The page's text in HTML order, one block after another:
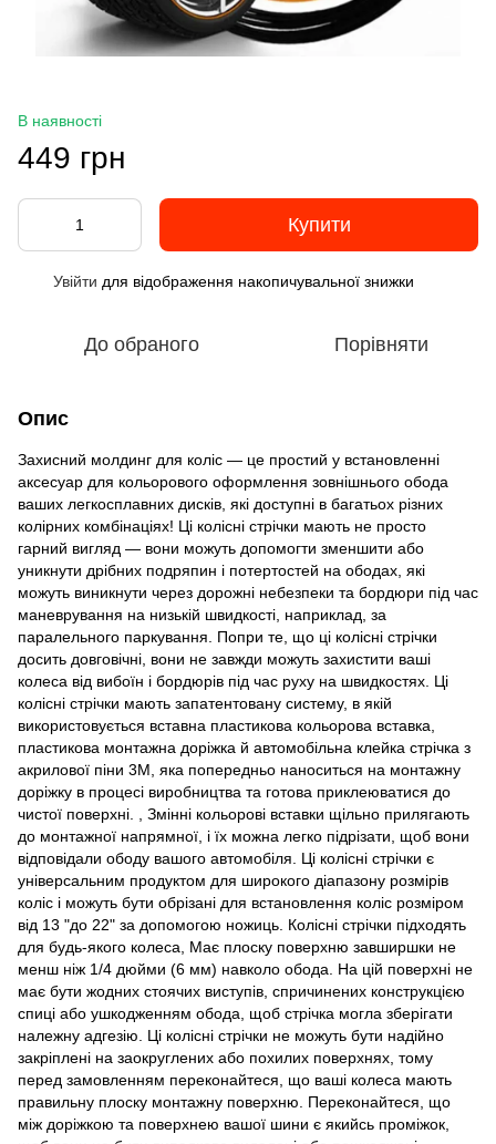
В наявності
449 грн
Купити
Увійти для відображення накопичувальної знижки
До обраного Порівняти
Опис
Захисний молдинг для коліс — це простий у встановленні
аксесуар для кольорового оформлення зовнішнього обода
ваших легкосплавних дисків, які доступні в багатьох різних
колірних комбінаціях! Ці колісні стрічки мають не просто
гарний вигляд — вони можуть допомогти зменшити або
уникнути дрібних подряпин і потертостей на ободах, які
можуть виникнути через дорожні небезпеки та бордюри під час
маневрування на низькій швидкості, наприклад, за
паралельного паркування. Попри те, що ці колісні стрічки
досить довговічні, вони не завжди можуть захистити ваші
колеса від вибоїн і бордюрів під час руху на швидкостях. Ці
колісні стрічки мають запатентовану систему, в якій
використовується вставна пластикова кольорова вставка,
пластикова монтажна доріжка й автомобільна клейка стрічка з
акрилової піни 3M, яка попередньо наноситься на монтажну
доріжку в процесі виробництва та готова приклеюватися до
чистої поверхні. , Змінні кольорові вставки щільно прилягають
до монтажної напрямної, і їх можна легко підрізати, щоб вони
відповідали ободу вашого автомобіля. Ці колісні стрічки є
універсальним продуктом для широкого діапазону розмірів
коліс і можуть бути обрізані для встановлення коліс розміром
від 13 "до 22" за допомогою ножиць. Колісні стрічки підходять
для будь-якого колеса, Має плоску поверхню завширшки не
менш ніж 1/4 дюйми (6 мм) навколо обода. На цій поверхні не
має бути жодних стоячих виступів, спричинених конструкцією
спиці або ушкодженням обода, щоб стрічка могла зберігати
належну адгезію. Ці колісні стрічки не можуть бути надійно
закріплені на заокруглених або похилих поверхнях, тому
перед замовленням переконайтеся, що ваші колеса мають
правильну плоску монтажну поверхню. Переконайтеся, що
між доріжкою та поверхнею вашої шини є якийсь проміжок,